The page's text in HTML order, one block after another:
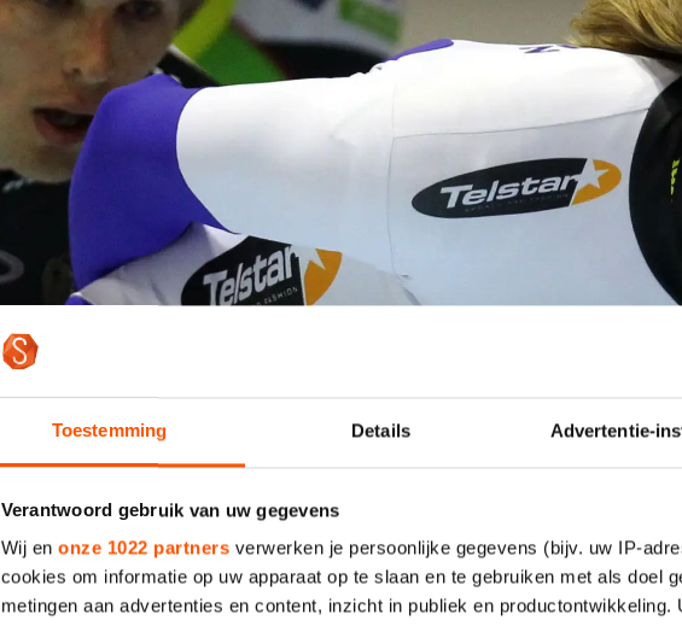
Toestemming Details Advertentie-
Verantwoord gebruik van uw gegevens
Wij en onze 1022 partners verwerken je persoonlijke gegevens (bijv. uw IP-
cookies om informatie op uw apparaat op te slaan en te gebruiken met als doel
metingen aan advertenties en content, inzicht in publiek en